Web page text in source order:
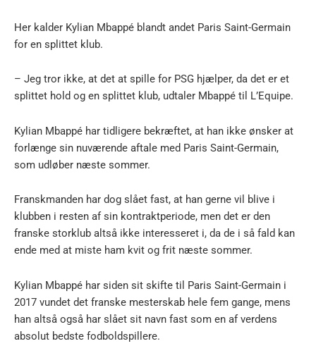
Her kalder Kylian Mbappé blandt andet Paris Saint-Germain
for en splittet klub.
– Jeg tror ikke, at det at spille for PSG hjælper, da det er et
splittet hold og en splittet klub, udtaler Mbappé til L’Equipe.
Kylian Mbappé har tidligere bekræftet, at han ikke ønsker at
forlænge sin nuværende aftale med Paris Saint-Germain,
som udløber næste sommer.
Franskmanden har dog slået fast, at han gerne vil blive i
klubben i resten af sin kontraktperiode, men det er den
franske storklub altså ikke interesseret i, da de i så fald kan
ende med at miste ham kvit og frit næste sommer.
Kylian Mbappé har siden sit skifte til Paris Saint-Germain i
2017 vundet det franske mesterskab hele fem gange, mens
han altså også har slået sit navn fast som en af verdens
absolut bedste fodboldspillere.